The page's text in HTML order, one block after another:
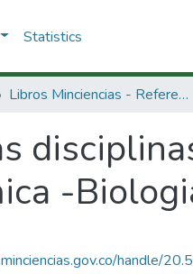
Statistics
Libros Minciencias - Referenciales
-
handle/